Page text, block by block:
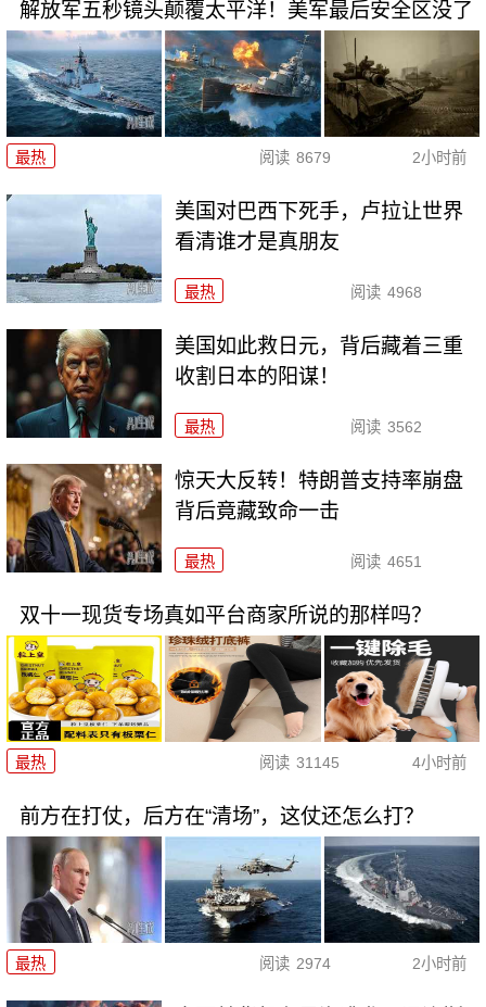
解放军五秒镜头颠覆太平洋！美军最后安全区没了
最热 阅读 8679 2小时前
美国对巴西下死手，卢拉让世界
看清谁才是真朋友
最热 阅读 4968
美国如此救日元，背后藏着三重
收割日本的阳谋！
最热 阅读 3562
惊天大反转！特朗普支持率崩盘
背后竟藏致命一击
最热 阅读 4651
双十一现货专场真如平台商家所说的那样吗？
最热 阅读 31145 4小时前
前方在打仗，后方在“清场”，这仗还怎么打？
最热 阅读 2974 2小时前